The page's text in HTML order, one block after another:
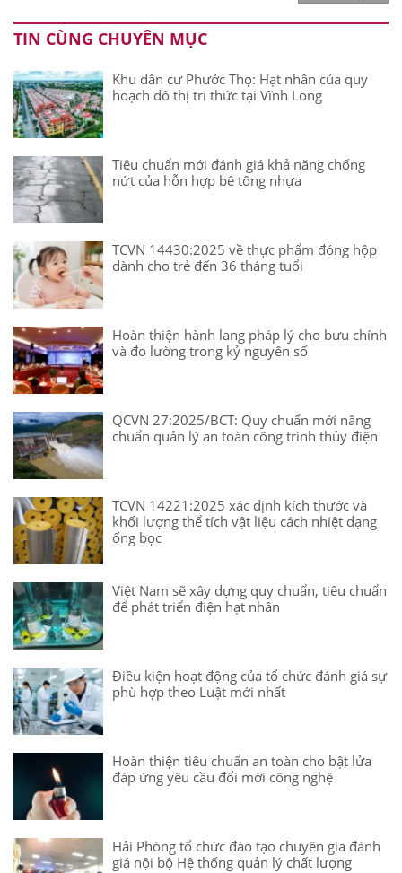
TIN CÙNG CHUYÊN MỤC
Khu dân cư Phước Thọ: Hạt nhân của quy
hoạch đô thị tri thức tại Vĩnh Long
Tiêu chuẩn mới đánh giá khả năng chống
nứt của hỗn hợp bê tông nhựa
TCVN 14430:2025 về thực phẩm đóng hộp
dành cho trẻ đến 36 tháng tuổi
Hoàn thiện hành lang pháp lý cho bưu chính
và đo lường trong kỷ nguyên số
QCVN 27:2025/BCT: Quy chuẩn mới nâng
chuẩn quản lý an toàn công trình thủy điện
TCVN 14221:2025 xác định kích thước và
khối lượng thể tích vật liệu cách nhiệt dạng
ống bọc
Việt Nam sẽ xây dựng quy chuẩn, tiêu chuẩn
để phát triển điện hạt nhân
Điều kiện hoạt động của tổ chức đánh giá sự
phù hợp theo Luật mới nhất
Hoàn thiện tiêu chuẩn an toàn cho bật lửa
đáp ứng yêu cầu đổi mới công nghệ
Hải Phòng tổ chức đào tạo chuyên gia đánh
giá nội bộ Hệ thống quản lý chất lượng